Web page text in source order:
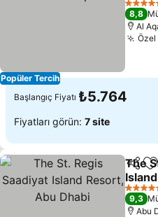
Popüler Tercih
5 Yıldız
8,8
Al
Özel
Başlangıç Fiyatı ₺5.764
Fiyatları görün: 7 site
Paylaş
The
5 Yıldız
9,3
Abu